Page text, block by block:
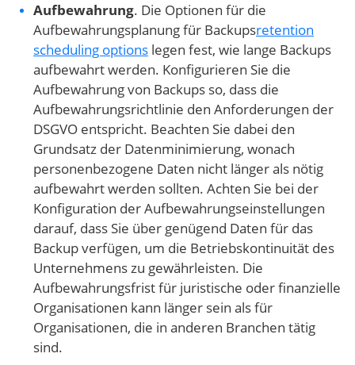
Aufbewahrung. Die Optionen für die
Aufbewahrungsplanung für Backupsretention
scheduling options legen fest, wie lange Backups
aufbewahrt werden. Konfigurieren Sie die
Aufbewahrung von Backups so, dass die
Aufbewahrungsrichtlinie den Anforderungen der
DSGVO entspricht. Beachten Sie dabei den
Grundsatz der Datenminimierung, wonach
personenbezogene Daten nicht länger als nötig
aufbewahrt werden sollten. Achten Sie bei der
Konfiguration der Aufbewahrungseinstellungen
darauf, dass Sie über genügend Daten für das
Backup verfügen, um die Betriebskontinuität des
Unternehmens zu gewährleisten. Die
Aufbewahrungsfrist für juristische oder finanzielle
Organisationen kann länger sein als für
Organisationen, die in anderen Branchen tätig
sind.